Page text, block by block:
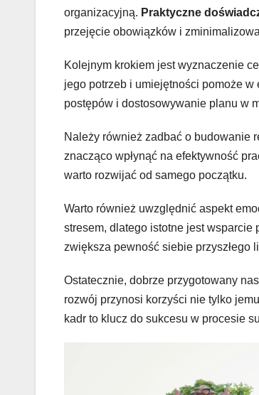
organizacyjną. Praktyczne
przejęcie obowiązków i
Kolejnym krokiem jest wyznaczenie
jego potrzeb i umiejętności pomoże
postępów i dostosowywanie planu w
Należy również zadbać o budowanie
znacząco wpłynąć na efektywność
warto rozwijać od samego początku.
Warto również uwzględnić aspekt
stresem, dlatego istotne jest wsparcie
zwiększa pewność siebie przyszłego
Ostatecznie, dobrze przygotowany
rozwój przynosi korzyści nie tylko
kadr to klucz do sukcesu w procesie